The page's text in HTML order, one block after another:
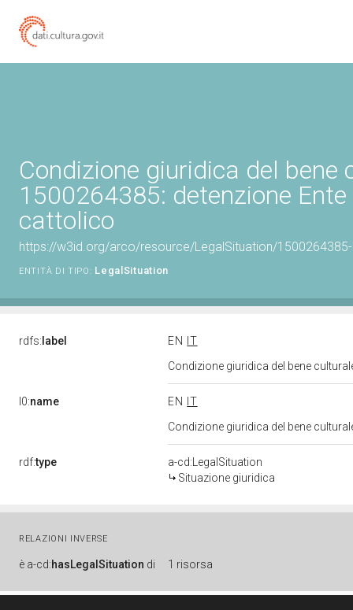
Condizione giuridica del bene
1500264385: detenzione
cattolico
https://w3id.org/arco/resource/LegalSituation/
ENTITÀ DI TIPO: LegalSituation
rdfs: label EN
IT
Condizione giuridica del bene
l0:name EN
IT
Condizione giuridica del bene
rdf:type
a-cd:LegalSituation
Situazione giuridica
RELAZIONI INVERSE
è a-cd:hasLegalSituation di 1 risorsa